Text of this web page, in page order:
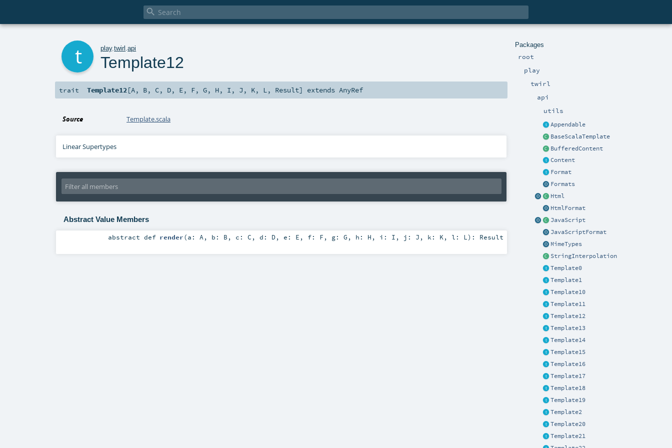

Packages
root
play
twirl
api
utils
Appendable
BaseScalaTemplate
BufferedContent
Content
Format
Formats
Html
HtmlFormat
JavaScript
JavaScriptFormat
MimeTypes
StringInterpolation
Template0
Template1
Template10
Template11
Template12
Template13
Template14
Template15
Template16
Template17
Template18
Template19
Template2
Template20
Template21
play.twirl .api
Template12
trait Template12[A, B, C, D, E, F,G, H, I , J , K, L, Result] extendsAnyRef
Source Template.scala
Linear Supertypes
Abstract Value Members
abstractdef render(a: A , b: B , c: C , d: D, e: E , f: F , g: G , h: H , i: I , j: J , k: K , l: L ) : Result